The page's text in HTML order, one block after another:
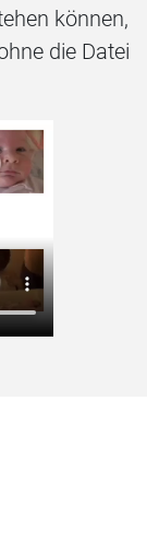
können,
die Datei